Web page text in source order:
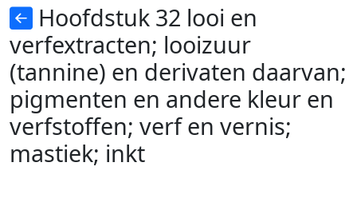
Hoofdstuk 32 looi en
verfextracten; looizuur
(tannine) en derivaten daarvan;
pigmenten en andere kleur en
verfstoffen; verf en vernis;
mastiek; inkt